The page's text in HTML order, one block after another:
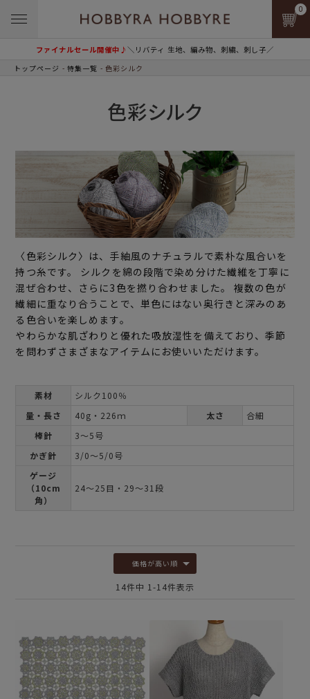
ファイナルセール開催中♪＼リバティ 生地、編み物、刺繍、刺し子／
0
トップページ 特集一覧 色彩シルク
色彩シルク
〈色彩シルク〉は、手紬風のナチュラルで素朴な風合いを
持つ糸です。 シルクを綿の段階で染め分けた繊維を丁寧に
混ぜ合わせ、さらに3色を撚り合わせました。 複数の色が
繊細に重なり合うことで、単色にはない奥行きと深みのあ
る色合いを楽しめます。
やわらかな肌ざわりと優れた吸放湿性を備えており、季節
を問わずさまざまなアイテムにお使いいただけます。
素材
シルク100％
量・長さ
40g・226ｍ 太さ
合細
棒針
3～5号
かぎ針
3/0～5/0号
ゲージ
（10cm
角）
24～25目・29～31段
価格が高い順
14件中 1 -14件表示